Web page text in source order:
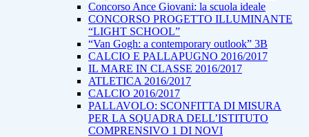
Concorso Ance Giovani: la scuola ideale
CONCORSO PROGETTO ILLUMINANTE
“LIGHT SCHOOL”
“Van Gogh: a contemporary outlook” 3B
CALCIO E PALLAPUGNO 2016/2017
IL MARE IN CLASSE 2016/2017
ATLETICA 2016/2017
CALCIO 2016/2017
PALLAVOLO: SCONFITTA DI MISURA
PER LA SQUADRA DELL’ISTITUTO
COMPRENSIVO 1 DI NOVI